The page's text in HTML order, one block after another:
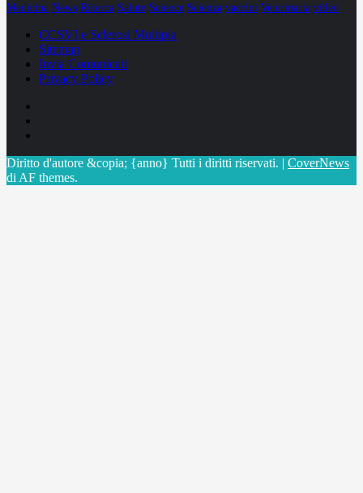
Medicina News Ricerca Salute Science Scienza vaccini Veterinaria video
CCSVI e Sclerosi Multipla
Sitemap
Invia Comunicati
Privacy Policy
Diritto d'autore &copia; {anno} Tutti i diritti riservati. | CoverNews
di AF themes.